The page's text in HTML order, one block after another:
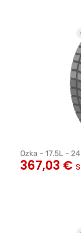
Ozka - 17.5L -
367,03 €